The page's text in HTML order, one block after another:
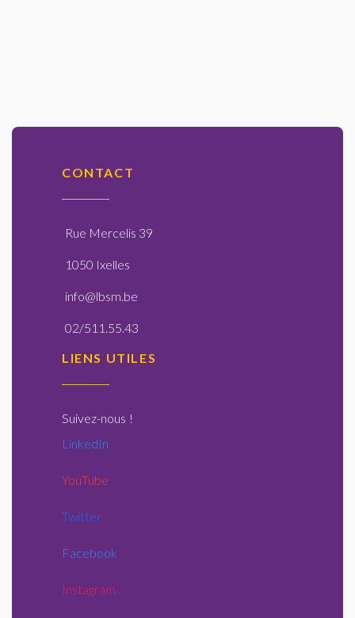
CONTACT
Rue Mercelis 39
1050 Ixelles
info@lbsm.be
02/511.55.43
LIENS UTILES
Suivez-nous !
LinkedIn
YouTube
Twitter
Facebook
Instagram